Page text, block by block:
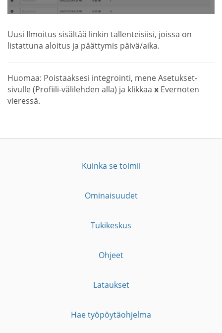
Uusi Ilmoitus sisältää linkin tallenteisiisi, joissa on
listattuna aloitus ja päättymis päivä/aika.
Huomaa: Poistaaksesi integrointi, mene Asetukset-
sivulle (Profiili-välilehden alla) ja klikkaa x Evernoten
vieressä.
Kuinka se toimii
Ominaisuudet
Tukikeskus
Ohjeet
Lataukset
Hae työpöytäohjelma